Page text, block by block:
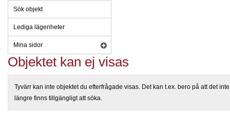
Sök objekt
Lediga lägenheter
Mina sidor
Objektet kan ej visas
Tyvärr kan inte objektet du efterfrågade visas. Det kan t.ex. bero på att det inte
längre finns tillgängligt att söka.